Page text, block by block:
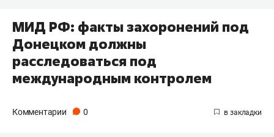
МИД РФ: факты захоронений под
Донецком должны
расследоваться под
международным контролем
Комментарии 0